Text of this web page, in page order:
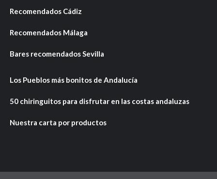
Recomendados Cádiz
Recomendados Málaga
Bares recomendados Sevilla
Los Pueblos más bonitos de Andalucía
50 chiringuitos para disfrutar en las costas andaluzas
Nuestra carta por productos